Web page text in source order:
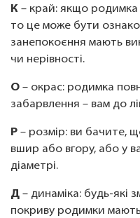
К – край: якщо родимка
то це може бути
занепокоєння мають
чи нерівності.
О – окрас: родимка
забарвлення – вам до
Р – розмір: ви бачите,
вшир або вгору, або у
діаметрі.
Д – динаміка: будь-які
покриву родимки